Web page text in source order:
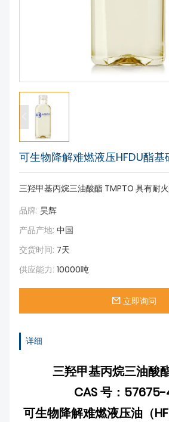
可生物降解难燃液压HFDU酯基
三羟甲基丙烷三油酸酯 TMPTO 具有耐
品牌: 昊辉
产品产地: 中国
交货时间: 7天
供应能力: 10000吨
立即询问
详细
三羟甲基丙烷三油酸
CAS 号：
可生物降解难燃液压油（